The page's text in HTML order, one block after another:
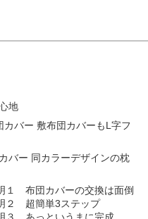
敷布団カバーもL字フ
同カラーデザインの枕